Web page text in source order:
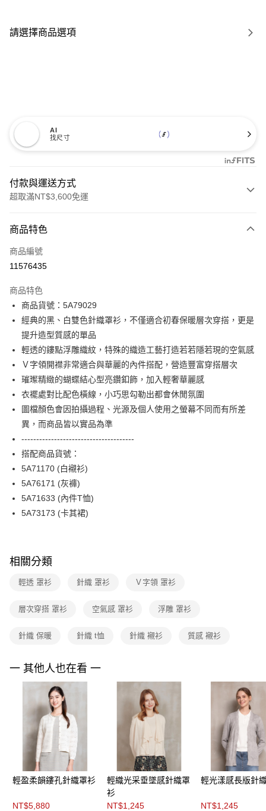
請選擇商品選項
AI
找尺寸
付款與運送方式
超取滿NT$3,600免運
信用卡一次付款
信用卡分期付款
合作金庫商業銀行
華南商業銀行
上海商業儲蓄銀行
台北富邦商業銀行
國泰世華商業銀行
臺灣中小企業銀行
台中商業銀行
匯豐（台灣）商業銀行
華泰商業銀行
聯邦商業銀行
遠東國際商業銀行
元大商業銀行
永豐商業銀行
玉山商業銀行
星展（台灣）商業銀行
台新國際商業銀行
中國信託商業銀行
台灣樂天信用卡公司
LINE Pay
Apple Pay
街口支付
AFTEE先享後付
相關說明
【關於「AFTEE先享後付」】
AFTEE先享後付是「在收到商品之後才付款」的支付方式。 讓您購物簡單
便利好安心！
１．簡單：不需註冊會員、不需綁卡、不需儲值。
２．便利：只要手機號碼，簡訊認證，即可結帳。
【「AFTEE先享後付」結帳流程】
１．於結帳方式選擇「AFTEE先享後付」後，將跳轉至「AFTEE先享後付」
結帳頁面，進行簡訊認證並確認金額後，即可完成結帳。
２．訂單成立數日內，您將收到繳費通知簡訊。
３．收到繳費通知簡訊後14天內，點擊此簡訊中的連結，可透過四大超商／
後付繳納相關費用。
※ 交易是否成功請以「AFTEE先享後付 」之結帳頁面顯示為準，若有關於
客戶支援中心」
https://netprotections.freshdesk.com/support/home
【注意事項】
權轉讓予恩沛科技股份有限公司。
https://aftee.tw/terms/#terms3
３．未成年的使用者請事先徵得法定代理人或監護人之同意方可使用
「AFTEE先享後付」，若未經同意申辦者引起之損失，本公司不負相關責
４．使用「AFTEE先享後付」時，將依據個別帳號之用戶狀況，依本公司即
時審查核予不同之上限額度；若仍有額度不足之情形，本公司將視審查結果
請求用戶進行身份認證。
５．嚴禁一人註冊多個帳號或使用他人資訊註冊。若發現惡意使用之情形，
恩沛科技股份有限公司將有權停止該用戶之使用額度並採取法律行動。
付款後全家FamilyMart取貨
每筆NT$90，滿NT$3,600(含以上)免運費
付款後7-11取貨
每筆NT$90，滿NT$3,600(含以上)免運費
離島宅配 (蘭嶼恕不配送)
每筆NT$200，滿NT$8,000(含以上)免運費
付款後門市自取
商品特色
商品編號
11576435
商品特色
商品貨號：5A79029
經典的黑、白雙色針織罩衫，不僅適合初春保暖層次穿搭，更是
提升造型質感的單品
輕透的鏤點浮雕織紋，特殊的織造工藝打造若若隱若現的空氣感
Ｖ字領開襟非常適合與華麗的內件搭配，營造豐富穿搭層次
璀璨精緻的蝴蝶結心型亮鑽釦飾，加入輕奢華麗感
衣襬處對比配色橫線，小巧思勾勒出都會休閒氛圍
圖檔顏色會因拍攝過程、光源及個人使用之螢幕不同而有所差
異，而商品皆以實品為準
--------------------------------------
搭配商品貨號：
5A71170 (白襯衫)
5A76171 (灰褲)
5A71633 (內件T恤)
5A73173 (卡其裙)
相關分類
輕透 罩衫 針織 罩衫 Ｖ字領 罩衫
層次穿搭 罩衫 空氣感 罩衫 浮雕 罩衫
針織 保暖 針織 t恤 針織 襯衫 質感 襯衫
一 其他人也在看 一
輕盈柔韻鏤孔針織罩衫
NT$5,880
輕織光采垂墜感針織罩
衫
NT$1,245
輕光漾感長版針
NT$1,245